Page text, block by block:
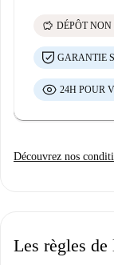
savings DÉPÔT NON
GARANTIE
24H POUR
Découvrez nos
Les règles de